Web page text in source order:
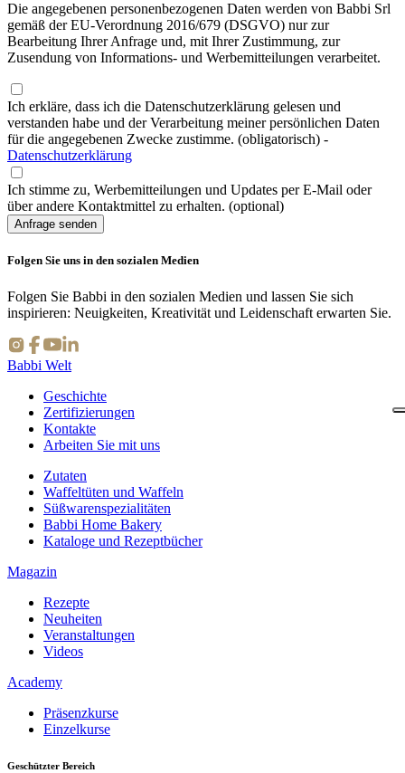
Die angegebenen personenbezogenen Daten werden von Babbi Srl
gemäß der EU-Verordnung 2016/679 (DSGVO) nur zur
Bearbeitung Ihrer Anfrage und, mit Ihrer Zustimmung, zur
Zusendung von Informations- und Werbemitteilungen verarbeitet.
Ich erkläre, dass ich die Datenschutzerklärung gelesen und
verstanden habe und der Verarbeitung meiner persönlichen Daten
für die angegebenen Zwecke zustimme. (obligatorisch) -
Datenschutzerklärung
Ich stimme zu, Werbemitteilungen und Updates per E-Mail oder
über andere Kontaktmittel zu erhalten. (optional)
Anfrage senden
Folgen Sie uns in den sozialen Medien
Folgen Sie Babbi in den sozialen Medien und lassen Sie sich
inspirieren: Neuigkeiten, Kreativität und Leidenschaft erwarten Sie.
Babbi Welt
Geschichte
Zertifizierungen
Kontakte
Arbeiten Sie mit uns
Zutaten
Waffeltüten und Waffeln
Süßwarenspezialitäten
Babbi Home Bakery
Kataloge und Rezeptbücher
Magazin
Rezepte
Neuheiten
Veranstaltungen
Videos
Academy
Präsenzkurse
Einzelkurse
Geschützter Bereich